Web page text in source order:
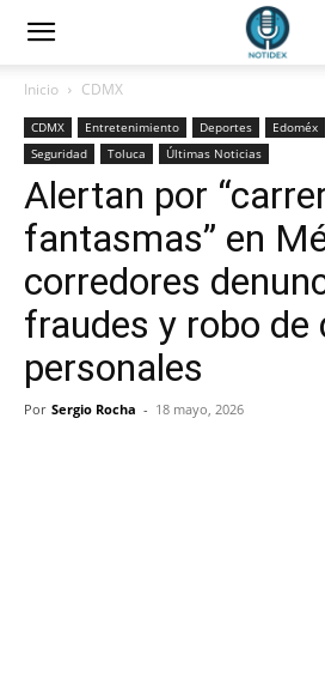
Inicio CDMX
CDMX Entretenimiento Deportes Edoméx
Seguridad
Toluca Últimas Noticias
Alertan por
fantasmas” en
corredores
fraudes y robo de
personales
Por Sergio Rocha - 18 mayo, 2026